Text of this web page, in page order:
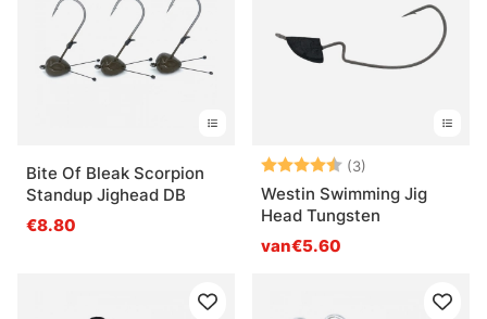
Bite Of Bleak Scorpion
Standup Jighead DB
€8.80
Beoordeling:
(3)
Westin Swimming Jig
Head Tungsten
van€5.60